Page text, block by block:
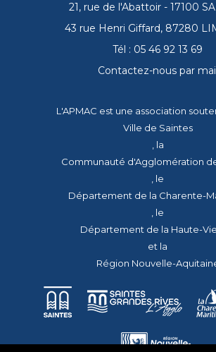
21, rue de l'Abattoir - 17100
43 rue Henri Giffard, 87280
Tél : 05 46 92 13 69
Contactez-nous par
L'APMAC est une association
Ville de Saintes
, la
Communauté d'Agglomération
, le
Département de la Charente-
, le
Département de la Haute-
et la
Région Nouvelle-